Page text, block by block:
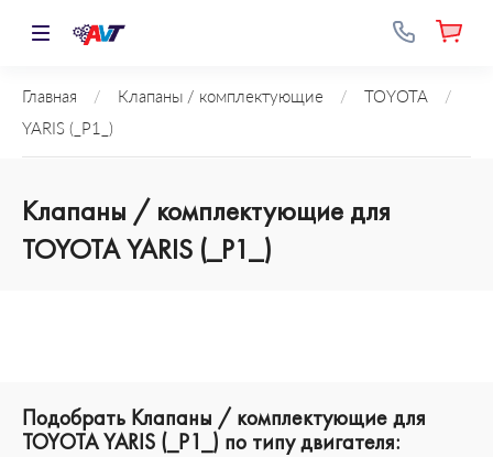
Главная / Клапаны / комплектующие / TOYOTA
/
YARIS (_P1_)
Клапаны / комплектующие для
TOYOTA YARIS (_P1_)
Подобрать Клапаны / комплектующие для
TOYOTA YARIS (_P1_) по типу двигателя: